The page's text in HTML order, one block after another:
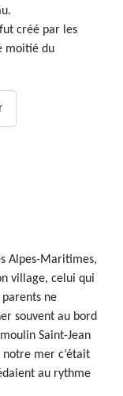
créé par les
moitié du
Alpes-Maritimes,
village, celui qui
ne
souvent au bord
Saint-Jean
mer c’était
au rythme